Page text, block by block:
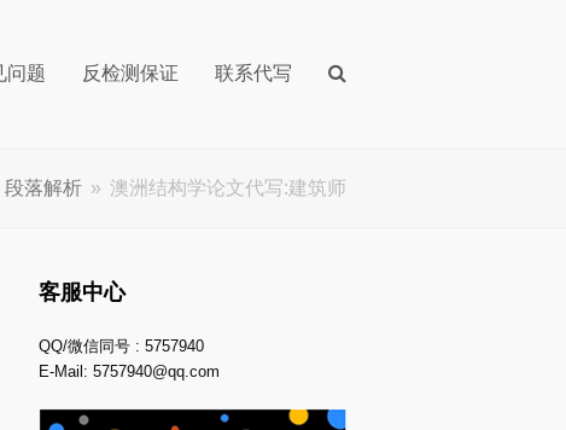
问题 反检测保证 联系代写
段落解析 » 澳洲结构学论文代写:建筑师
客服中心
QQ/微信同号 : 5757940
E-Mail:5757940@qq.com